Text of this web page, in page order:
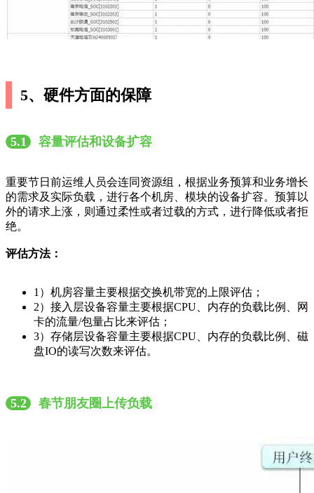
5、硬件方面的保障
5.1 容量评估和设备扩容
重要节日前运维人员会连同资源组，根据业务预算和业务增长
的需求及实际负载，进行各个机房、模块的设备扩容。预算以
外的请求上涨，则通过柔性或者过载的方式，进行降低或者拒
绝。
评估方法：
1）机房容量主要根据交换机带宽的上限评估；
2）接入层设备容量主要根据CPU、内存的负载比例、网
卡的流量/包量占比来评估；
3）存储层设备容量主要根据CPU、内存的负载比例、磁
盘IO的读写次数来评估。
5.2 春节朋友圈上传负载